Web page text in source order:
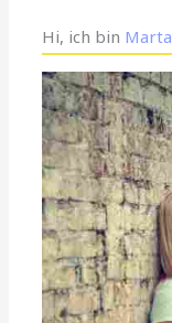
Hi, ich bin Marta